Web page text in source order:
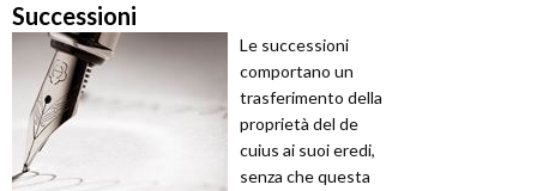
Successioni
Le successioni
comportano un
trasferimento della
proprietà del de
cuius ai suoi eredi,
senza che questa